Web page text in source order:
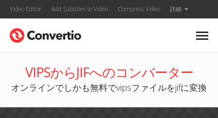
Video Editor Add Subtitles to Video Compress Video 詳細
VIPSからJIFへのコンバーター
オンラインでしかも無料でvipsファイルをjifに変換